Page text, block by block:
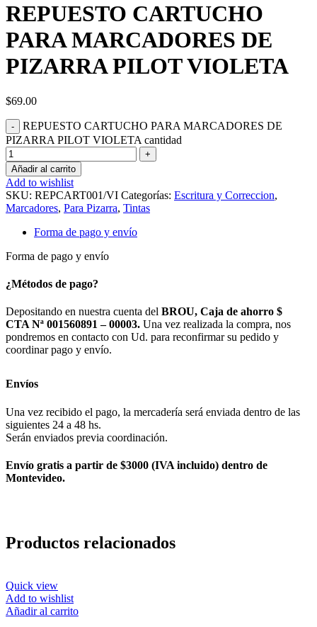
REPUESTO CARTUCHO
PARA MARCADORES DE
PIZARRA PILOT VIOLETA
$69.00
REPUESTO CARTUCHO PARA MARCADORES DE
PIZARRA PILOT VIOLETA cantidad
Añadir al carrito
Add to wishlist
SKU: REPCART001/VI Categorías: Escritura y Correccion,
Marcadores, Para Pizarra, Tintas
Forma de pago y envío
Forma de pago y envío
¿Métodos de pago?
Depositando en nuestra cuenta del BROU, Caja de ahorro $
CTA Nª 001560891 – 00003. Una vez realizada la compra, nos
pondremos en contacto con Ud. para reconfirmar su pedido y
coordinar pago y envío.
Envíos
Una vez recibido el pago, la mercadería será enviada dentro de las
siguientes 24 a 48 hs.
Serán enviados previa coordinación.
Envío gratis a partir de $3000 (IVA incluido) dentro de
Montevideo.
Productos relacionados
Quick view
Add to wishlist
Añadir al carrito